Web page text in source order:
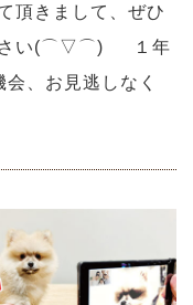
頂きまして、ぜひ
さい(⌒▽⌒)ゞ １年
、お見逃しなく